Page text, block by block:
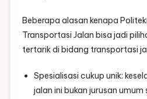
Beberapa alasan kenapa
Transportasi Jalan bisa jadi
tertarik di bidang transportasi
Spesialisasi cukup unik:
jalan ini bukan jurusan